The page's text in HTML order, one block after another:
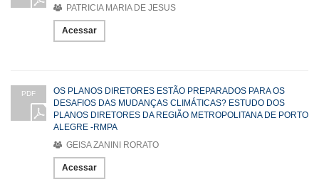
PATRICIA MARIA DE JESUS
Acessar
PDF
OS PLANOS DIRETORES ESTÃO PREPARADOS PARA OS
DESAFIOS DAS MUDANÇAS CLIMÁTICAS? ESTUDO DOS
PLANOS DIRETORES DA REGIÃO METROPOLITANA DE PORTO
ALEGRE -RMPA
GEISA ZANINI RORATO
Acessar